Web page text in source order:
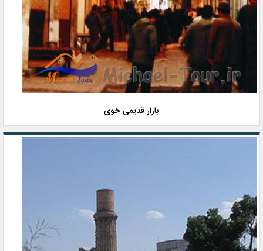
بازار قدیمی خوی